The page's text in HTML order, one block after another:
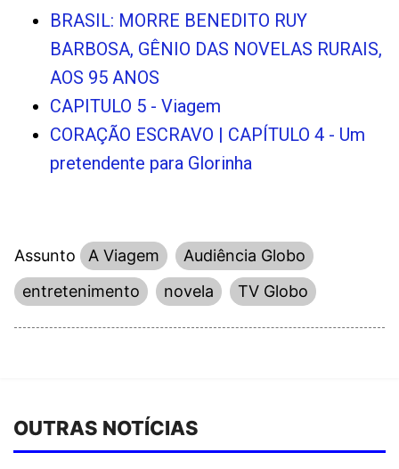
BRASIL: MORRE BENEDITO RUY
BARBOSA, GÊNIO DAS NOVELAS RURAIS,
AOS 95 ANOS
CAPITULO 5 - Viagem
CORAÇÃO ESCRAVO | CAPÍTULO 4 - Um
pretendente para Glorinha
Assunto A Viagem
Audiência Globo
entretenimento
novela TV Globo
OUTRAS NOTÍCIAS